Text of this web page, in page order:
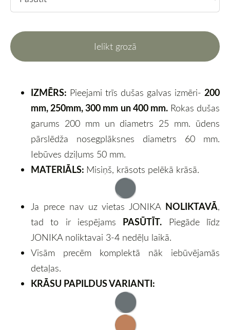
Ielikt grozā
IZMĒRS: Pieejami trīs dušas galvas izmēri- 200
mm, 250mm, 300 mm un 400 mm.Rokas dušas
garums 200 mm un diametrs 25 mm. ūdens
pārslēdža nosegplāksnes diametrs 60 mm.
Iebūves dziļums 50 mm.
MATERIĀLS: Misiņš, krāsots pelēkā krāsā.
Ja prece nav uz vietas JONIKA NOLIKTAVĀ,
tad to ir iespējams PASŪTĪT. Piegāde līdz
JONIKA noliktavai 3-4 nedēļu laikā.
Visām precēm komplektā nāk iebūvējamās
detaļas.
KRĀSU PAPILDUS VARIANTI: